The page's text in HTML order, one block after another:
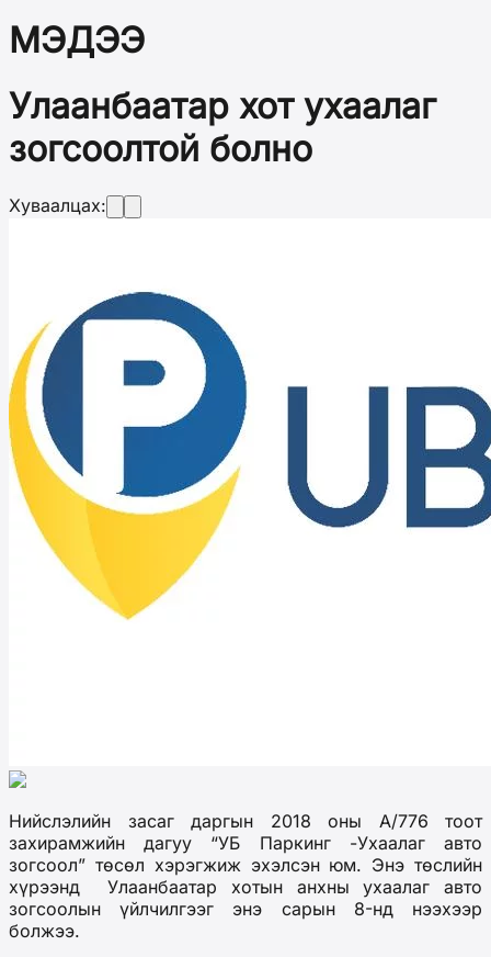
МЭДЭЭ
Улаанбаатар хот ухаалаг
зогсоолтой болно
Хуваалцах:
Нийслэлийн засаг даргын 2018 оны А/776 тоот
захирамжийн дагуу “УБ Паркинг -Ухаалаг авто
зогсоол” төсөл хэрэгжиж эхэлсэн юм. Энэ төслийн
хүрээнд Улаанбаатар хотын анхны ухаалаг авто
зогсоолын үйлчилгээг энэ сарын 8-нд нээхээр
болжээ.